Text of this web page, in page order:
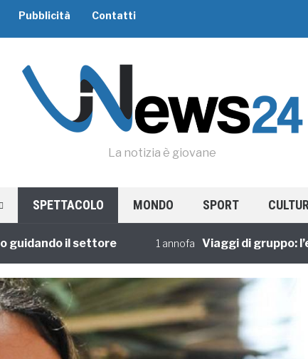
Pubblicità Contatti
La notizia è giovane
SPETTACOLO MONDO SPORT
il settore Viaggi di gruppo: